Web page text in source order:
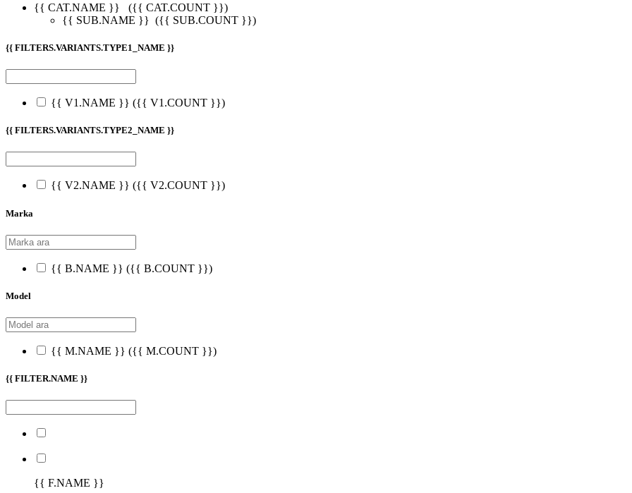
{{ CAT.NAME }}
({{ CAT.COUNT }})
{{ SUB.NAME }} ({{ SUB.COUNT }})
{{ FILTERS.VARIANTS.TYPE1_NAME }}
{{ V1.NAME }} ({{ V1.COUNT }})
{{ FILTERS.VARIANTS.TYPE2_NAME }}
{{ V2.NAME }} ({{ V2.COUNT }})
Marka
{{ B.NAME }} ({{ B.COUNT }})
Model
{{ M.NAME }} ({{ M.COUNT }})
{{ FILTER.NAME }}
{{ F.NAME }}